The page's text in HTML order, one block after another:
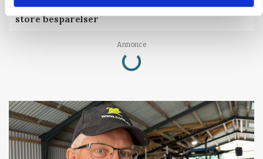
Rådgiver om DB-Tjek: Små justeringer kan give
store besparelser
Annonce
Loading...